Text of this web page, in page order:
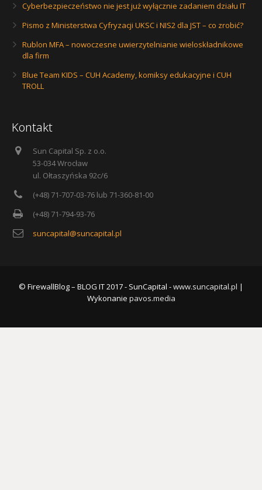
Cyberbezpieczeństwo nie jest już wyłącznie zadaniem działu IT
Pismo z Ministerstwa Cyfryzacji UKSC i NIS2 dla JST – co zrobić?
Rublon MFA – nowoczesne uwierzytelnianie wieloskładnikowe
dla firm
Blue Team KIDS – CUH Academy, komiksy edukacyjne i CUH
TROLL
Kontakt
Sun Capital Sp. z o.o.
53-034 Wrocław
ul. Ołtaszyńska 92c/6
(+48) 71-707-03-76 lub 71-360-81-00
(+48) 71-794-93-76
suncapital@suncapital.pl
© FirewallBlog – BLOG IT 2017 - SunCapital -www.suncapital.pl |
Wykonanie pavos.media